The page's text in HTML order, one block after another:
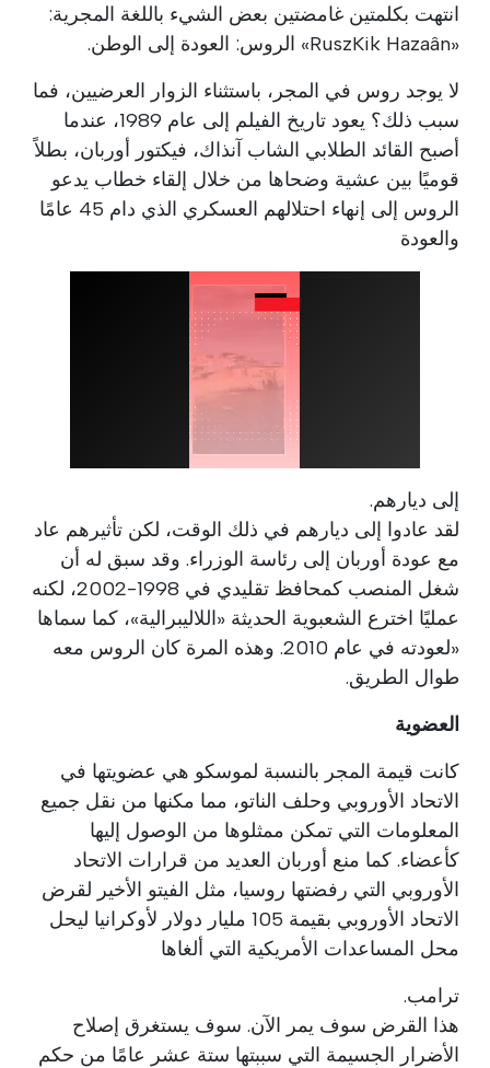
انتهت بكلمتين غامضتين بعض الشيء باللغة المجرية:
«RuszKik Hazaân» الروس: العودة إلى الوطن.
لا يوجد روس في المجر، باستثناء الزوار العرضيين، فما
سبب ذلك؟ يعود تاريخ الفيلم إلى عام 1989، عندما
أصبح القائد الطلابي الشاب آنذاك، فيكتور أوربان، بطلاً
قوميًا بين عشية وضحاها من خلال إلقاء خطاب يدعو
الروس إلى إنهاء احتلالهم العسكري الذي دام 45 عامًا
والعودة
إلى ديارهم.
لقد عادوا إلى ديارهم في ذلك الوقت، لكن تأثيرهم عاد
مع عودة أوربان إلى رئاسة الوزراء. وقد سبق له أن
شغل المنصب كمحافظ تقليدي في 1998-2002، لكنه
عمليًا اخترع الشعبوية الحديثة «اللاليبرالية»، كما سماها
«لعودته في عام 2010. وهذه المرة كان الروس معه
طوال الطريق.
العضوية
كانت قيمة المجر بالنسبة لموسكو هي عضويتها في
الاتحاد الأوروبي وحلف الناتو، مما مكنها من نقل جميع
المعلومات التي تمكن ممثلوها من الوصول إليها
كأعضاء. كما منع أوربان العديد من قرارات الاتحاد
الأوروبي التي رفضتها روسيا، مثل الفيتو الأخير لقرض
الاتحاد الأوروبي بقيمة 105 مليار دولار لأوكرانيا ليحل
محل المساعدات الأمريكية التي ألغاها
ترامب.
هذا القرض سوف يمر الآن. سوف يستغرق إصلاح
الأضرار الجسيمة التي سببتها ستة عشر عامًا من حكم